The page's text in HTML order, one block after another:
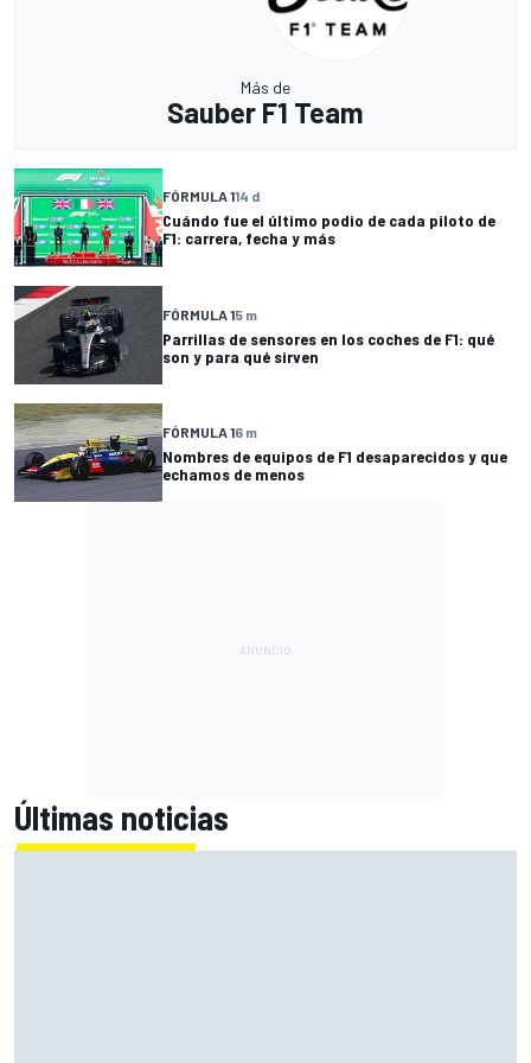
Más de
Sauber F1 Team
FÓRMULA 114 d
Cuándo fue el último podio de cada piloto de
F1: carrera, fecha y más
FÓRMULA 15 m
Parrillas de sensores en los coches de F1: qué
son y para qué sirven
FÓRMULA 16 m
Nombres de equipos de F1 desaparecidos y que
echamos de menos
Últimas noticias